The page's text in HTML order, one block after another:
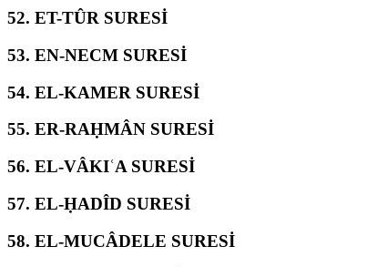
52. ET-TÛR SURESİ
53. EN-NECM SURESİ
54. EL-KAMER SURESİ
55. ER-RAḤMÂN SURESİ
56. EL-VÂKIʿA SURESİ
57. EL-ḤADÎD SURESİ
58. EL-MUCÂDELE SURESİ